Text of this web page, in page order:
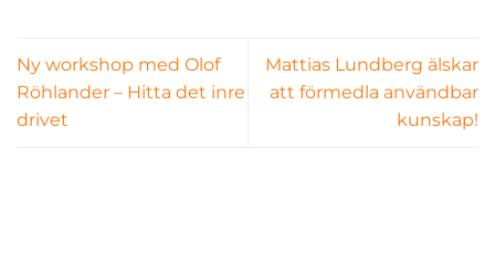
Ny workshop med Olof
Röhlander – Hitta det inre
drivet
Mattias Lundberg älskar
att förmedla användbar
kunskap!